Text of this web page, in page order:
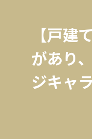
【戸建
があり
ジキャ